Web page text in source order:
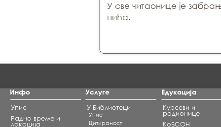
У све читаонице је
пића.
Инфо
Упис
Радно време и
локација
Услуге
У Библиотеци
Упис
Цитираност
Едукација
Курсеви и
радионице
КоБСОН